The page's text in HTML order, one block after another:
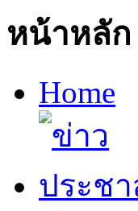
หน้าหลัก
Home